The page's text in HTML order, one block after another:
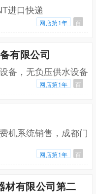
进口快递
网店第1年 百
有限公司
备，无负压供水设备
网店第1年 百
机系统销售，成都门
网店第1年 百
材有限公司第二